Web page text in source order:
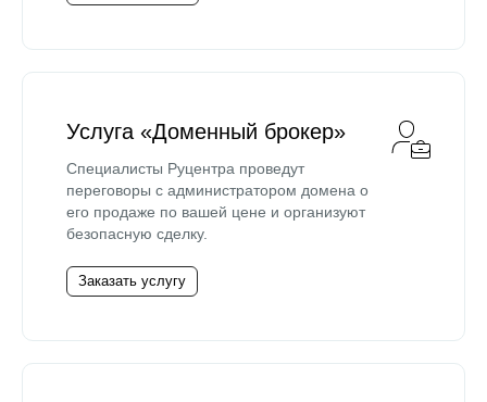
Услуга «Доменный брокер»
Специалисты Руцентра проведут
переговоры с администратором домена о
его продаже по вашей цене и организуют
безопасную сделку.
Заказать услугу